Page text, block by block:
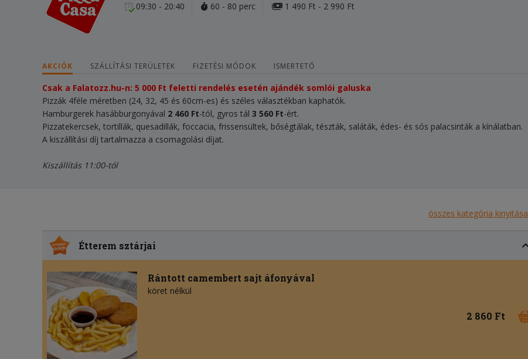
09:30 - 20:40 60 - 80 perc 1 490 Ft - 2 990 Ft
AKCIÓK SZÁLLÍTÁSI TERÜLETEK FIZETÉSI MÓDOK ISMERTETŐ
Csak a Falatozz.hu-n: 5 000 Ft feletti rendelés esetén ajándék somlói galuska
Pizzák 4féle méretben (24, 32, 45 és 60cm-es) és széles választékban kaphatók.
Hamburgerek hasábburgonyával 2 460 Ft-tól, gyros tál 3 560 Ft-ért.
Pizzatekercsek, tortillák, quesadillák, foccacia, frissensültek, bőségtálak, tészták, saláták, édes- és sós palacsinták a kínálatban.
A kiszállítási díj tartalmazza a csomagolási díjat.
Kiszállítás 11:00-tól
összes kategória kinyitása
Étterem sztárjai
Rántott camembert sajt áfonyával
köret nélkül
2 860 Ft